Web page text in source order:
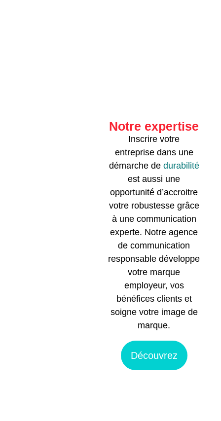
Notre expertise
Inscrire votre
entreprise dans une
démarche de durabilité
est aussi une
opportunité d’accroitre
votre robustesse grâce
à une communication
experte. Notre agence
de communication
responsable développe
votre marque
employeur, vos
bénéfices clients et
soigne votre image de
marque.
Découvrez